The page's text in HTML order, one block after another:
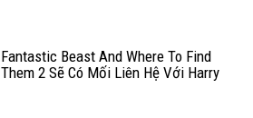
Fantastic Beast And Where To Find
Them 2 Sẽ Có Mối Liên Hệ Với Harry